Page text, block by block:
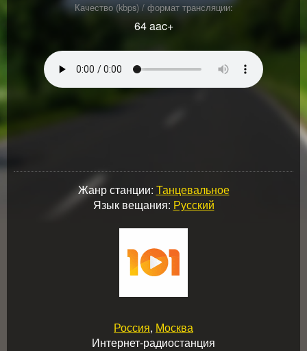
Качество (kbps) / формат трансляции:
64 aac+
Жанр станции: Танцевальное
Язык вещания: Русский
Россия, Москва
Интернет-радиостанция